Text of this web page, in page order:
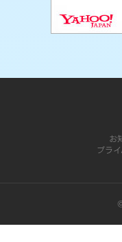
お
プラ
このコンテンツは掲載